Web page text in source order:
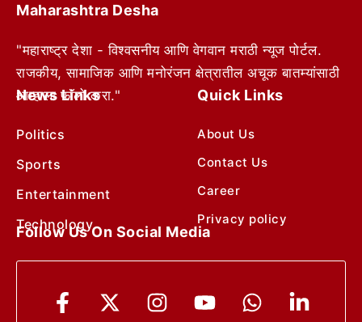
Maharashtra Desha
"महाराष्ट्र देशा - विश्वसनीय आणि वेगवान मराठी न्यूज पोर्टल.
राजकीय, सामाजिक आणि मनोरंजन क्षेत्रातील अचूक बातम्यांसाठी
आम्हाला फॉलो करा."
News Links
Politics
Sports
Entertainment
Technology
Quick Links
About Us
Contact Us
Career
Privacy policy
Follow Us On Social Media